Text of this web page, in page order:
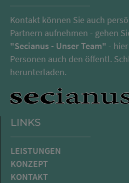
Kontakt können Sie auch
Partnern aufnehmen - gehen
"Secianus - Unser Team" -
Personen auch den öffentl.
herunterladen.
LINKS
LEISTUNGEN
KONZEPT
KONTAKT